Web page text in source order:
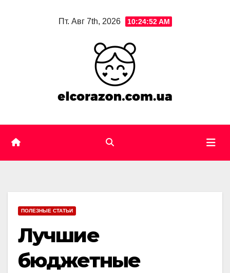
Пт. Авг 7th, 2026 10:24:53 AM
ПОЛЕЗНЫЕ СТАТЬИ
Лучшие
бюджетные